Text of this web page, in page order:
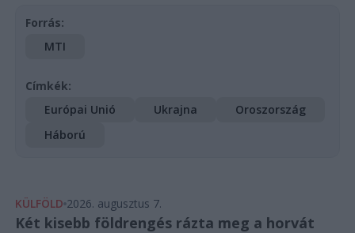
Forrás:
MTI
Címkék:
Európai Unió
Ukrajna
Oroszország
Háború
KÜLFÖLD 2026. augusztus 7.
Két kisebb földrengés rázta meg a horvát